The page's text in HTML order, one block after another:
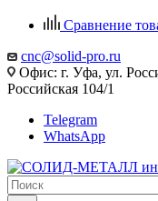
Сравнение
cnc@solid-pro.ru
Офис: г. Уфа, ул.
Российская 104/1
Telegram
WhatsApp